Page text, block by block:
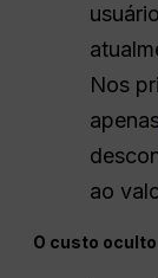
Nos
ao
O custo